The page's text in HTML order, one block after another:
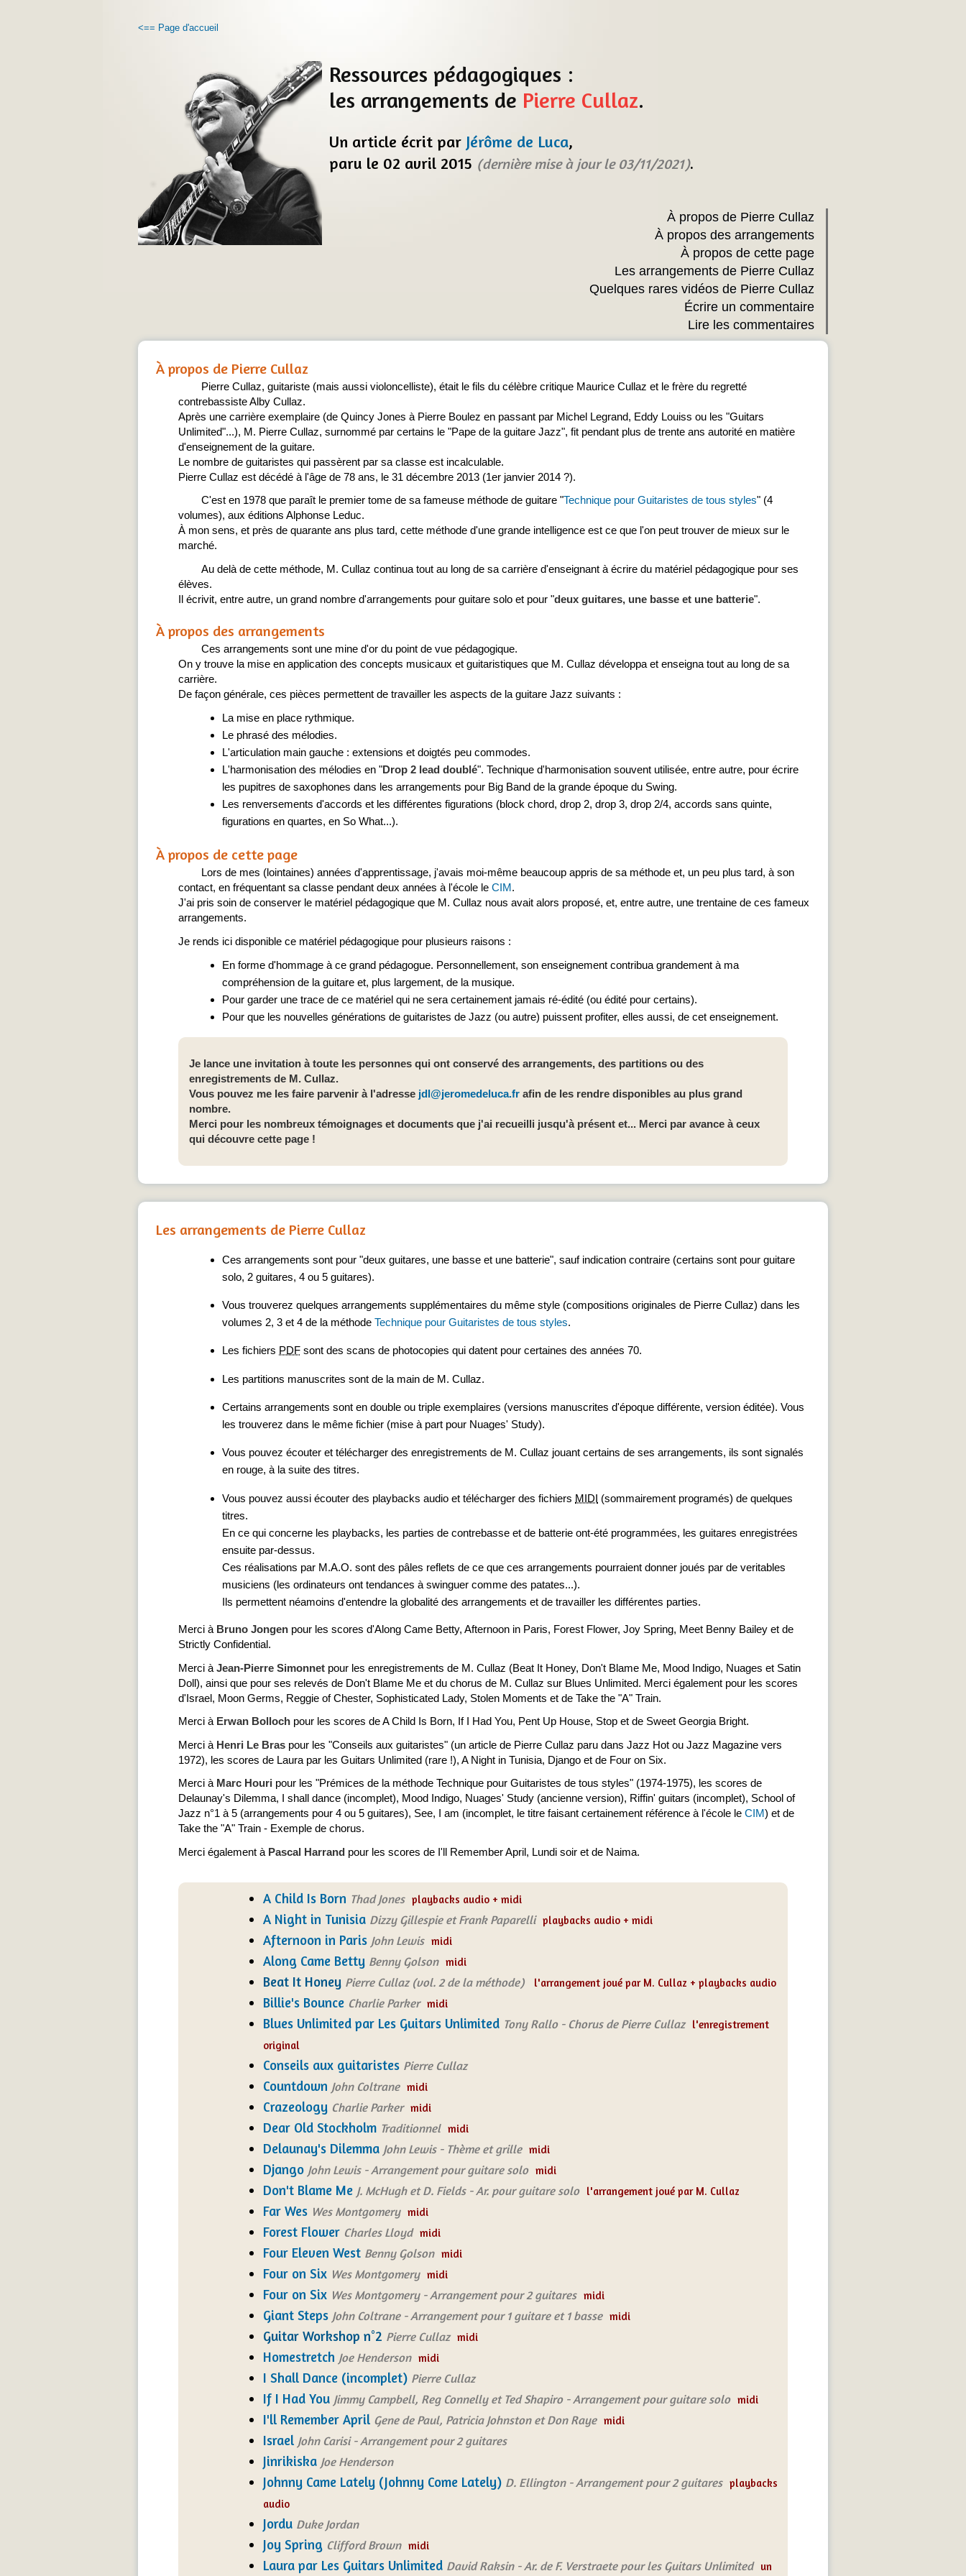
<== Page d'accueil
Ressources pédagogiques :
les arrangements de Pierre Cullaz.
Un article écrit par Jérôme de Luca,
paru le 02 avril 2015 (dernière mise à jour le 03/11/2021).
À propos de Pierre Cullaz
À propos des arrangements
À propos de cette page
Les arrangements de Pierre Cullaz
Quelques rares vidéos de Pierre Cullaz
Écrire un commentaire
Lire les commentaires
À propos de Pierre Cullaz
Pierre Cullaz, guitariste (mais aussi violoncelliste), était le fils du célèbre critique Maurice Cullaz et le frère du regretté
contrebassiste Alby Cullaz.
Après une carrière exemplaire (de Quincy Jones à Pierre Boulez en passant par Michel Legrand, Eddy Louiss ou les "Guitars
Unlimited"...), M. Pierre Cullaz, surnommé par certains le "Pape de la guitare Jazz", fit pendant plus de trente ans autorité en matière
d'enseignement de la guitare.
Le nombre de guitaristes qui passèrent par sa classe est incalculable.
Pierre Cullaz est décédé à l'âge de 78 ans, le 31 décembre 2013 (1er janvier 2014 ?).
C'est en 1978 que paraît le premier tome de sa fameuse méthode de guitare "Technique pour Guitaristes de tous styles" (4
volumes), aux éditions Alphonse Leduc.
À mon sens, et près de quarante ans plus tard, cette méthode d'une grande intelligence est ce que l'on peut trouver de mieux sur le
marché.
Au delà de cette méthode, M. Cullaz continua tout au long de sa carrière d'enseignant à écrire du matériel pédagogique pour ses
élèves.
Il écrivit, entre autre, un grand nombre d'arrangements pour guitare solo et pour "deux guitares, une basse et une batterie".
À propos des arrangements
Ces arrangements sont une mine d'or du point de vue pédagogique.
On y trouve la mise en application des concepts musicaux et guitaristiques que M. Cullaz développa et enseigna tout au long de sa
carrière.
De façon générale, ces pièces permettent de travailler les aspects de la guitare Jazz suivants :
La mise en place rythmique.
Le phrasé des mélodies.
L'articulation main gauche : extensions et doigtés peu commodes.
L'harmonisation des mélodies en "Drop 2 lead doublé". Technique d'harmonisation souvent utilisée, entre autre, pour écrire
les pupitres de saxophones dans les arrangements pour Big Band de la grande époque du Swing.
Les renversements d'accords et les différentes figurations (block chord, drop 2, drop 3, drop 2/4, accords sans quinte,
figurations en quartes, en So What...).
À propos de cette page
Lors de mes (lointaines) années d'apprentissage, j'avais moi-même beaucoup appris de sa méthode et, un peu plus tard, à son
contact, en fréquentant sa classe pendant deux années à l'école le CIM.
J'ai pris soin de conserver le matériel pédagogique que M. Cullaz nous avait alors proposé, et, entre autre, une trentaine de ces fameux
arrangements.
Je rends ici disponible ce matériel pédagogique pour plusieurs raisons :
En forme d'hommage à ce grand pédagogue. Personnellement, son enseignement contribua grandement à ma
compréhension de la guitare et, plus largement, de la musique.
Pour garder une trace de ce matériel qui ne sera certainement jamais ré-édité (ou édité pour certains).
Pour que les nouvelles générations de guitaristes de Jazz (ou autre) puissent profiter, elles aussi, de cet enseignement.
Je lance une invitation à toute les personnes qui ont conservé des arrangements, des partitions ou des
enregistrements de M. Cullaz.
Vous pouvez me les faire parvenir à l'adresse jdl@jeromedeluca.fr afin de les rendre disponibles au plus grand
nombre.
Merci pour les nombreux témoignages et documents que j'ai recueilli jusqu'à présent et... Merci par avance à ceux
qui découvre cette page !
Les arrangements de Pierre Cullaz
Ces arrangements sont pour "deux guitares, une basse et une batterie", sauf indication contraire (certains sont pour guitare
solo, 2 guitares, 4 ou 5 guitares).
Vous trouverez quelques arrangements supplémentaires du même style (compositions originales de Pierre Cullaz) dans les
volumes 2, 3 et 4 de la méthodeTechnique pour Guitaristes de tous styles.
Les fichiers PDF sont des scans de photocopies qui datent pour certaines des années 70.
Les partitions manuscrites sont de la main de M. Cullaz.
Certains arrangements sont en double ou triple exemplaires (versions manuscrites d'époque différente, version éditée). Vous
les trouverez dans le même fichier (mise à part pour Nuages' Study).
Vous pouvez écouter et télécharger des enregistrements de M. Cullaz jouant certains de ses arrangements, ils sont signalés
en rouge, à la suite des titres.
Vous pouvez aussi écouter des playbacks audio et télécharger des fichiers MIDI (sommairement programés) de quelques
titres.
En ce qui concerne les playbacks, les parties de contrebasse et de batterie ont-été programmées, les guitares enregistrées
ensuite par-dessus.
Ces réalisations par M.A.O. sont des pâles reflets de ce que ces arrangements pourraient donner joués par de veritables
musiciens (les ordinateurs ont tendances à swinguer comme des patates...).
Ils permettent néamoins d'entendre la globalité des arrangements et de travailler les différentes parties.
Merci à Bruno Jongenpour les scores d'Along Came Betty, Afternoon in Paris, Forest Flower, Joy Spring, Meet Benny Bailey et de
Strictly Confidential.
Merci à Jean-Pierre Simonnetpour les enregistrements de M. Cullaz (Beat It Honey, Don't Blame Me, Mood Indigo, Nuages et Satin
Doll), ainsi que pour ses relevés de Don't Blame Me et du chorus de M. Cullaz sur Blues Unlimited. Merci également pour les scores
d'Israel, Moon Germs, Reggie of Chester, Sophisticated Lady, Stolen Moments et de Take the "A" Train.
Merci à Erwan Bollochpour les scores de A Child Is Born, If I Had You, Pent Up House, Stop et de Sweet Georgia Bright.
Merci à Henri Le Braspour les "Conseils aux guitaristes" (un article de Pierre Cullaz paru dans Jazz Hot ou Jazz Magazine vers
1972), les scores de Laura par les Guitars Unlimited (rare !), A Night in Tunisia, Django et de Four on Six.
Merci à Marc Houri pour les "Prémices de la méthode Technique pour Guitaristes de tous styles" (1974-1975), les scores de
Delaunay's Dilemma, I shall dance (incomplet), Mood Indigo, Nuages' Study (ancienne version), Riffin' guitars (incomplet), School of
Jazz n°1 à 5 (arrangements pour 4 ou 5 guitares), See, I am (incomplet, le titre faisant certainement référence à l'école le CIM) et de
Take the "A" Train - Exemple de chorus.
Merci également à Pascal Harrandpour les scores de I'll Remember April, Lundi soir et de Naima.
A Child Is Born Thad Jones playbacks audio + midi
A Night in Tunisia Dizzy Gillespie et Frank Paparelli playbacks audio + midi
Afternoon in Paris John Lewis midi
Along Came Betty Benny Golson midi
Beat It Honey Pierre Cullaz (vol. 2 de la méthode) l'arrangement joué par M. Cullaz + playbacks audio
Billie's Bounce Charlie Parker midi
Blues Unlimited par Les Guitars Unlimited Tony Rallo - Chorus de Pierre Cullaz
l'enregistrement
original
Conseils aux guitaristes Pierre Cullaz
Countdown John Coltrane midi
Crazeology Charlie Parker midi
Dear Old Stockholm Traditionnel midi
Delaunay's Dilemma John Lewis - Thème et grille midi
Django John Lewis - Arrangement pour guitare solo midi
Don't Blame Me J. McHugh et D. Fields - Ar. pour guitare solo l'arrangement joué par M. Cullaz
Far Wes Wes Montgomery midi
Forest Flower Charles Lloyd midi
Four Eleven West Benny Golson midi
Four on Six Wes Montgomery midi
Four on Six Wes Montgomery - Arrangement pour 2 guitares midi
Giant Steps John Coltrane - Arrangement pour 1 guitare et 1 basse midi
Guitar Workshop n°2 Pierre Cullaz midi
Homestretch Joe Henderson midi
I Shall Dance (incomplet) Pierre Cullaz
If I Had You Jimmy Campbell, Reg Connelly et Ted Shapiro - Arrangement pour guitare solo midi
I'll Remember April Gene de Paul, Patricia Johnston et Don Raye midi
Israel John Carisi - Arrangement pour 2 guitares
Jinrikiska Joe Henderson
Johnny Came Lately (Johnny Come Lately) D. Ellington - Arrangement pour 2 guitares playbacks
audio
Jordu Duke Jordan
Joy Spring Clifford Brown midi
Laura par Les Guitars Unlimited David Raksin - Ar. de F. Verstraete pour les Guitars Unlimited un